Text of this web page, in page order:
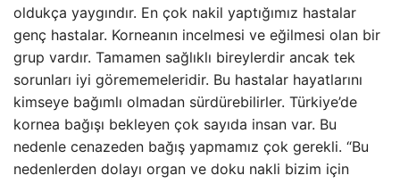
oldukça yaygındır. En çok nakil yaptığımız hastalar
genç hastalar. Korneanın incelmesi ve eğilmesi olan bir
grup vardır. Tamamen sağlıklı bireylerdir ancak tek
sorunları iyi görememeleridir. Bu hastalar hayatlarını
kimseye bağımlı olmadan sürdürebilirler. Türkiye’de
kornea bağışı bekleyen çok sayıda insan var. Bu
nedenle cenazeden bağış yapmamız çok gerekli. “Bu
nedenlerden dolayı organ ve doku nakli bizim için